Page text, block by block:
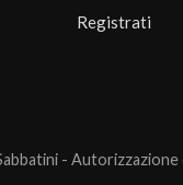
Registrati
- Autorizzazione